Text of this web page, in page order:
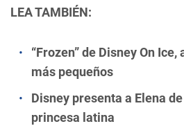
LEA TAMBIÉN:
“Frozen” de Disney On
más pequeños
Disney presenta a Elena
princesa latina